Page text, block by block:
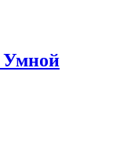
Умной